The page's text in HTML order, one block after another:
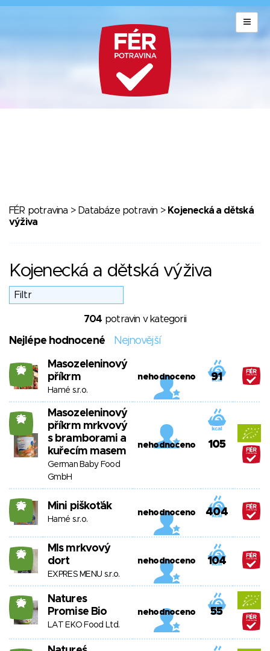
FÉR potravina > Databáze potravin > Kojenecká a dětská
výživa
Kojenecká a dětská výživa
704 potravin v kategorii
Nejlépe hodnocené Nejnovější
26
Masozeleninový
příkrm
Hamé s.r.o.
nehodnoceno 91
26
Masozeleninový
příkrm mrkvový
s bramborami a
kuřecím masem
German Baby Food
GmbH
nehodnoceno 105
26 Mini piškoťák
Hamé s.r.o.
nehodnoceno 404
26
Mls mrkvový
dort
EXPRES MENU s.r.o.
nehodnoceno 104
26
Natures
Promise Bio
LAT EKO Food Ltd.
nehodnoceno 55